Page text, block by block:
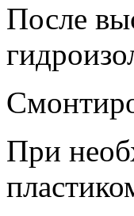
После
При